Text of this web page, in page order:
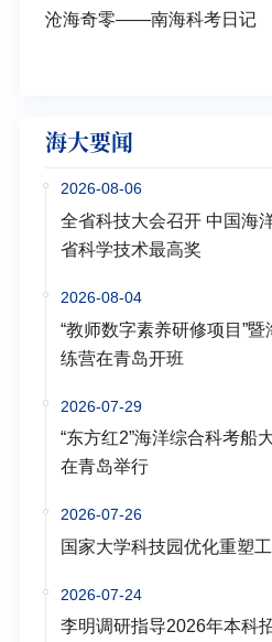
沧海奇零——南海科考日记
海大要闻
2026-08-06
全省科技大会召开 中国海
省科学技术最高奖
2026-08-04
“教师数字素养研修项目”
练营在青岛开班
2026-07-29
“东方红2”海洋综合科考船
在青岛举行
2026-07-26
国家大学科技园优化重塑
2026-07-24
李明调研指导2026年本科